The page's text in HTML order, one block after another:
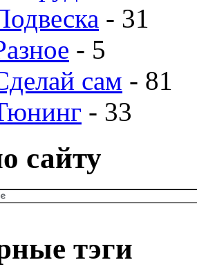
- 31
- 5
сам - 81
- 33
сайту
тэги